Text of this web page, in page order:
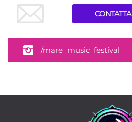
CONTATTA
/mare_music_festival